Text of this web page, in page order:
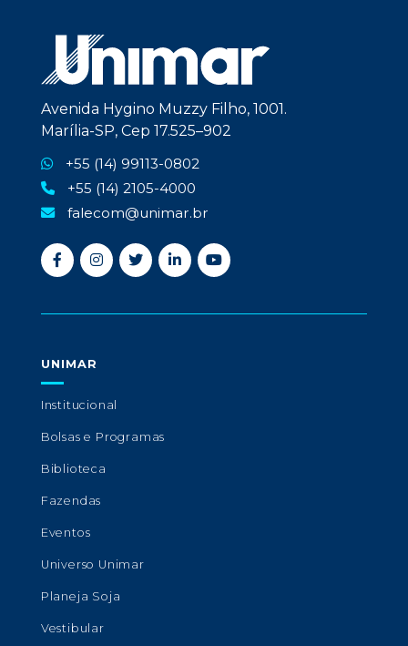
Avenida Hygino Muzzy Filho, 1001.
Marília-SP, Cep 17.525–902
+55 (14) 99113-0802
+55 (14) 2105-4000
falecom@unimar.br
UNIMAR
Institucional
Bolsas e Programas
Biblioteca
Fazendas
Eventos
Universo Unimar
Planeja Soja
Vestibular